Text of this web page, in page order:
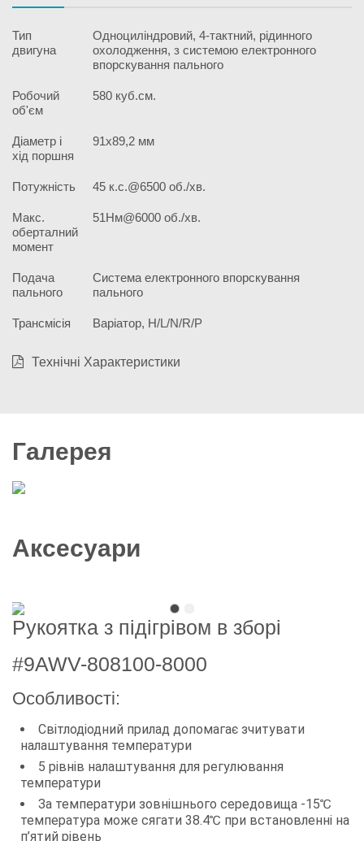
Тип
двигуна
Одноциліндровий, 4-тактний, рідинного
охолодження, з системою електронного
впорскування пального
Робочий
об'єм
580 куб.см.
Діаметр і
хід поршня
91х89,2 мм
Потужність 45 к.с.@6500 об./хв.
Макс.
оберталний
момент
51Нм@6000 об./хв.
Подача
пального
Система електронного впорскування
пального
Трансмісія Варіатор, H/L/N/R/P
Технічні Характеристики
Галерея
Аксесуари
Рукоятка з підігрівом в зборі
#9AWV-808100-8000
Особливості:
Світлодіодний прилад допомагає зчитувати
налаштування температури
5 рівнів налаштування для регулювання
температури
За температури зовнішнього середовища -15℃
температура може сягати 38.4℃ при встановленні на
п’ятий рівень